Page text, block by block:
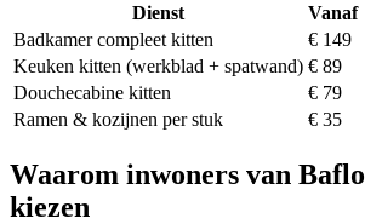
Dienst
Vanaf
Badkamer compleet kitten
€ 149
Keuken kitten (werkblad + spatwand) € 89
Douchecabine kitten
€ 79
Ramen & kozijnen per stuk
€ 35
Waarom inwoners van Baflo
kiezen